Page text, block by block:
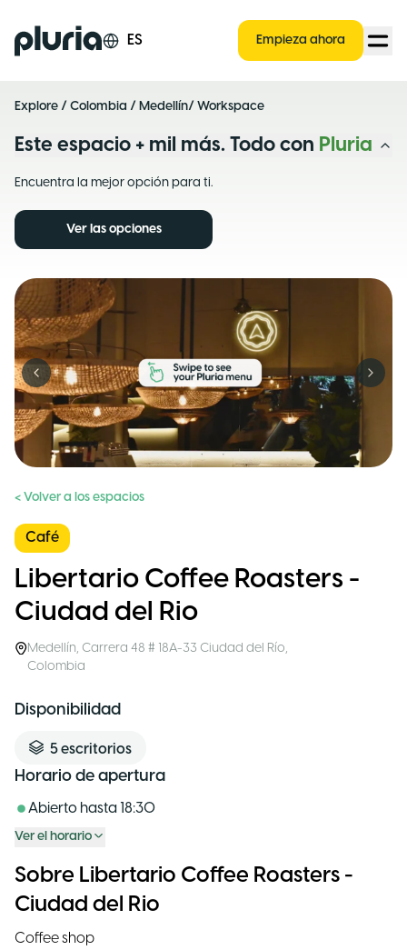
Logo Pluria ES Empieza ahora
Explore / Colombia / Medellín/ Workspace
Este espacio + mil más. Todo con Pluria
Encuentra la mejor opción para ti.
Ver las opciones
Previous slide Next
< Volver a los espacios
Café
Libertario Coffee Roasters -
Ciudad del Rio
Medellín, Carrera 48 # 18A-33 Ciudad del Río,
Colombia
Disponibilidad
5escritorios
Horario de apertura
Abierto hasta 18:30
Ver el horario
Sobre Libertario Coffee Roasters -
Ciudad del Rio
Coffee shop